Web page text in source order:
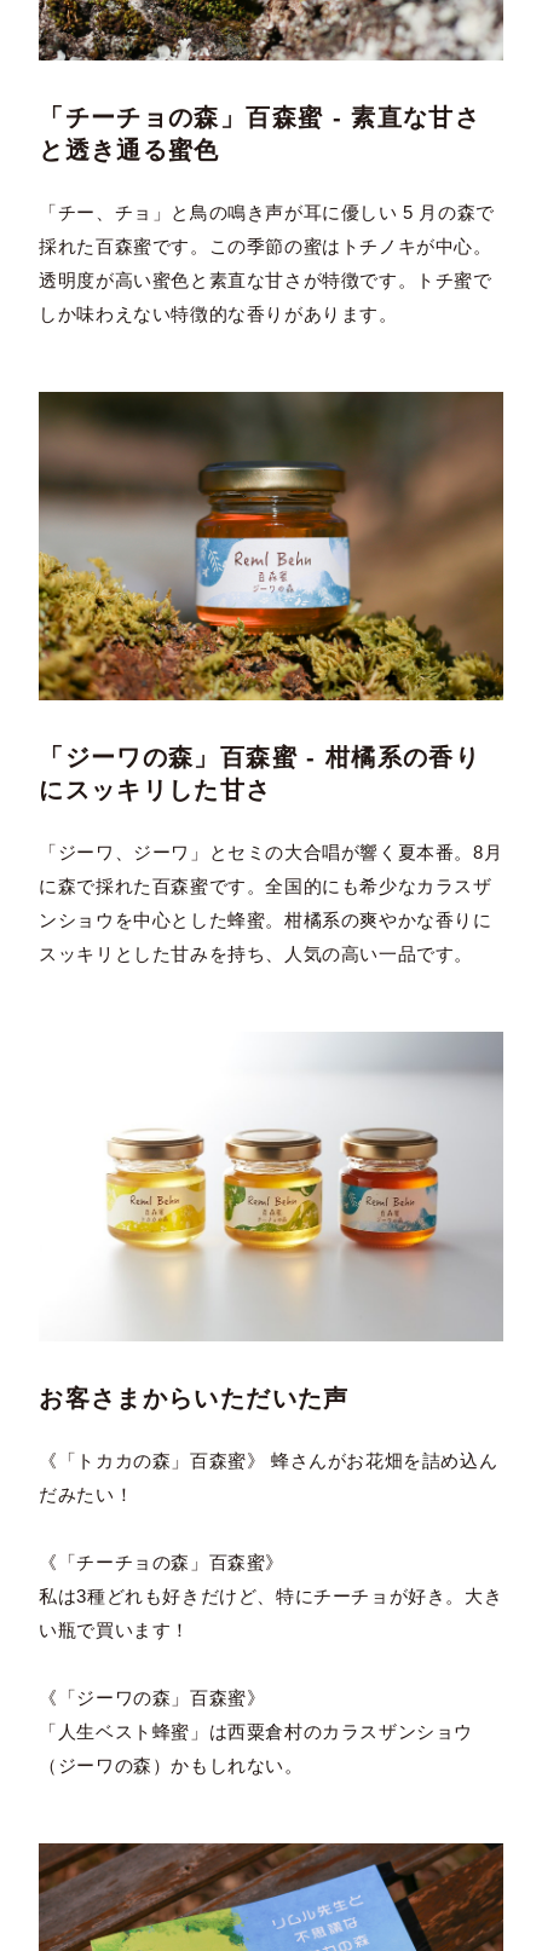
「チーチョの森」百森蜜 - 素直な甘さ
と透き通る蜜色
「チー、チョ」と鳥の鳴き声が耳に優しい 5 月の森で
採れた百森蜜です。この季節の蜜はトチノキが中心。
透明度が高い蜜色と素直な甘さが特徴です。トチ蜜で
しか味わえない特徴的な香りがあります。
「ジーワの森」百森蜜 - 柑橘系の香り
にスッキリした甘さ
「ジーワ、ジーワ」とセミの大合唱が響く夏本番。8月
に森で採れた百森蜜です。全国的にも希少なカラスザ
ンショウを中心とした蜂蜜。柑橘系の爽やかな香りに
スッキリとした甘みを持ち、人気の高い一品です。
お客さまからいただいた声
《「トカカの森」百森蜜》 蜂さんがお花畑を詰め込ん
だみたい！
《「チーチョの森」百森蜜》
私は3種どれも好きだけど、特にチーチョが好き。大き
い瓶で買います！
《「ジーワの森」百森蜜》
「人生ベスト蜂蜜」は西粟倉村のカラスザンショウ
（ジーワの森）かもしれない。